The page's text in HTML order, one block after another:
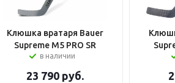
Клюшка вратаря Bauer
Supreme M5 PRO SR
в наличии
23 790 руб.